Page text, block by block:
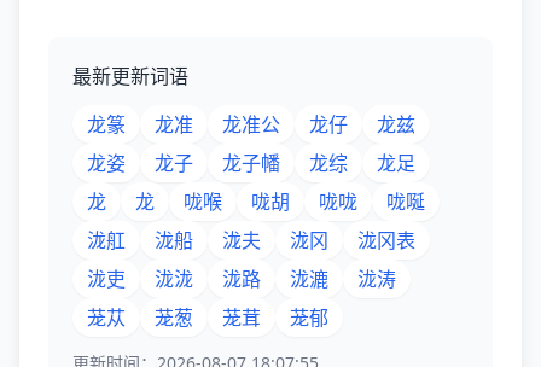
最新更新词语
龙篆
龙准 龙准公 龙仔
龙兹
龙姿
龙子 龙子幡 龙综
龙足
龙
龙 咙喉 咙胡 咙咙
咙唌
泷舡
泷船 泷夫 泷冈
泷冈表
泷吏
泷泷 泷路 泷漉
泷涛
茏苁
茏葱 茏茸 茏郁
更新时间：2026-08-07 18:07:55